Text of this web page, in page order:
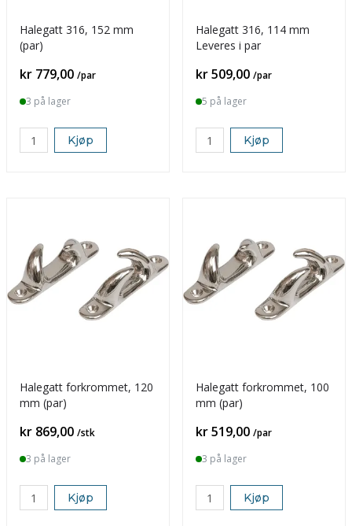
Halegatt 316, 152 mm
(par)
Pris
kr 779,00 /par
3 på lager
Kjøp
Halegatt 316, 114 mm
Leveres i par
Pris
kr 509,00 /par
5 på lager
Kjøp
Halegatt forkrommet, 120
mm (par)
Pris
kr 869,00 /stk
3 på lager
Kjøp
Halegatt forkrommet, 100
mm (par)
Pris
kr 519,00 /par
3 på lager
Kjøp